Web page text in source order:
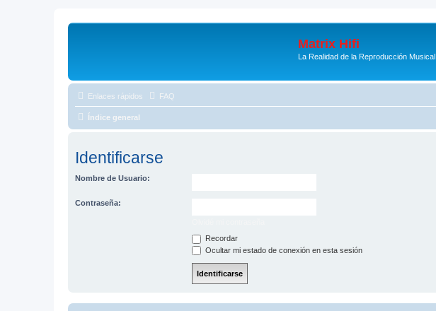
Matrix Hifi
La Realidad de la Reproducción Musical
Enlaces rápidos FAQ
Índice general
Identificarse
Nombre de Usuario:
Contraseña:
Recordar
Ocultar mi estado de conexión en esta sesión